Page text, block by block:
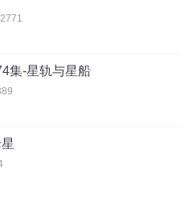
2771
集-星轨与星船